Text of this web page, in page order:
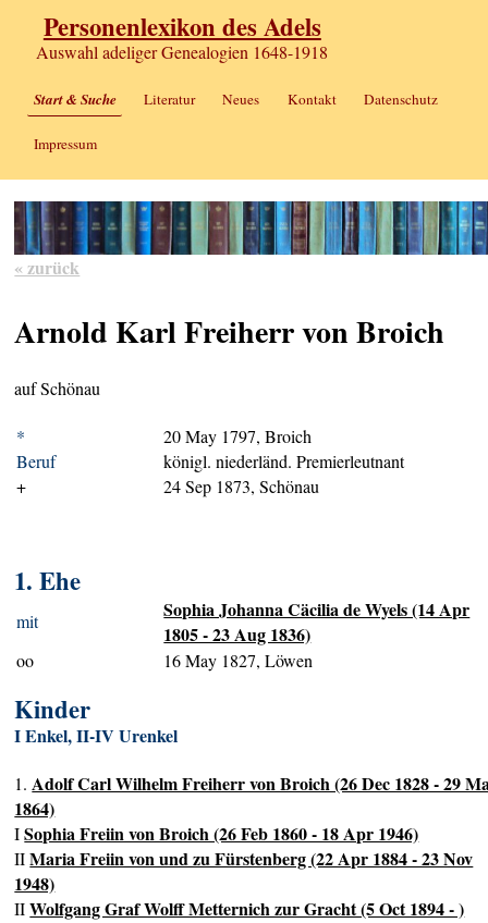
Personenlexikon des Adels
Auswahl adeliger Genealogien 1648-1918
Start & Suche Literatur Neues Kontakt Datenschutz
Impressum
« zurück
Arnold Karl Freiherr von Broich
auf Schönau
*
20 May 1797, Broich
Beruf
königl. niederländ. Premierleutnant
+
24 Sep 1873, Schönau
1. Ehe
mit
Sophia Johanna Cäcilia de Wyels (14 Apr
1805 - 23 Aug 1836)
oo 16 May 1827, Löwen
Kinder
I Enkel, II-IV Urenkel
1.Adolf Carl Wilhelm Freiherr von Broich (26 Dec 1828 - 29
1864)
ISophia Freiin von Broich (26 Feb 1860 - 18 Apr 1946)
IIMaria Freiin von und zu Fürstenberg (22 Apr 1884 - 23 Nov
1948)
IIWolfgang Graf Wolff Metternich zur Gracht (5 Oct 1894 - )